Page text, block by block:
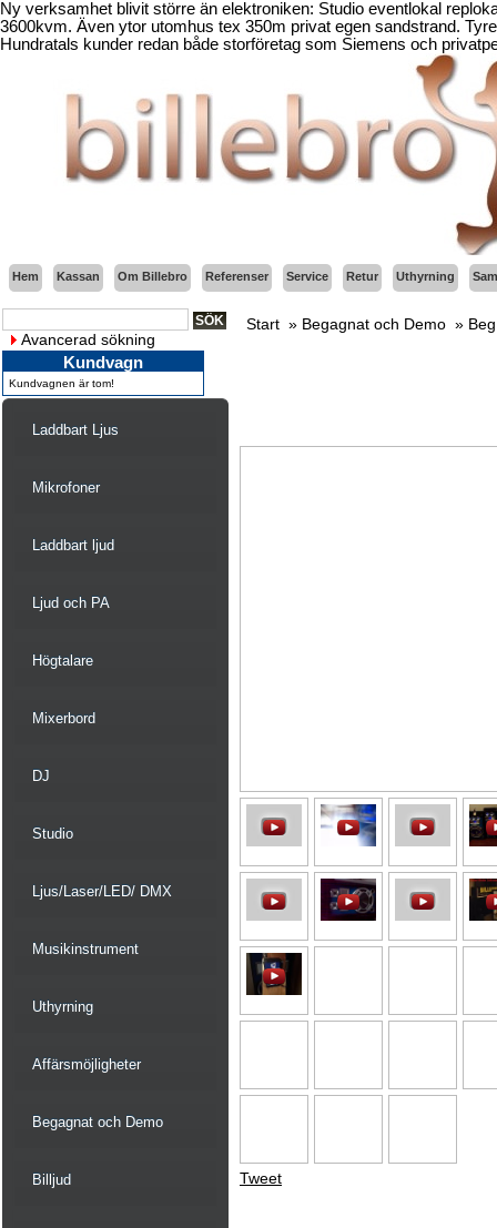
Ny verksamhet blivit större än elektroniken: Studio eventlokal
3600kvm. Även ytor utomhus tex 350m privat egen sandstrand.
Hundratals kunder redan både storföretag som Siemens och
Hem Kassan Om Billebro Referenser Service Retur Uthyrning
Avancerad sökning
Kundvagn
Kundvagnen är tom!
Laddbart Ljus
Mikrofoner
Laddbart ljud
Ljud och PA
Högtalare
Mixerbord
DJ
Studio
Ljus/Laser/LED/ DMX
Musikinstrument
Uthyrning
Affärsmöjligheter
Begagnat och Demo
Billjud
Start » Begagnat och Demo »
Tweet